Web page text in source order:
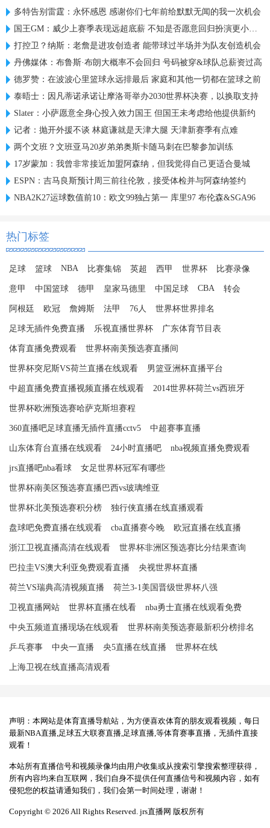
多特告别雷霆：永怀感恩 感谢你们七年前给默默无闻的我一次机会
国王GM：威少上赛季表现远超底薪 不知是否愿意回归扮演更小角色
打控卫？纳斯：老詹是进攻创造者 能带球过半场并为队友创造机会
丹佛媒体：布鲁斯·布朗大概率不会回归 号码被穿&球队总薪资过高
德罗赞：在波波心里篮球永远排最后 家庭和其他一切都在篮球之前
泰晤士：因凡蒂诺承诺让摩洛哥举办2030世界杯决赛，以换取支持
Slater：小萨愿意全身心投入效力国王 但国王未考虑给他提供新约
记者：抛开外援不谈 林庭谦就是天津大腿 天津新赛季有点难
两个文班？文班亚马20岁弟弟奥斯卡随马刺在巴黎参加训练
17岁蒙加：我曾非常接近加盟阿森纳，但我觉得自己更适合曼城
ESPN：吉马良斯预计周三前往伦敦，接受体检并与阿森纳签约
NBA2K27运球数值前10：欧文99独占第一 库里97 布伦森&SGA96
热门标签
足球 篮球 NBA 比赛集锦 英超 西甲 世界杯 比赛录像
意甲 中国篮球 德甲 皇家马德里 中国足球 CBA 转会
阿根廷 欧冠 詹姆斯 法甲 76人 世界杯世界排名
足球无插件免费直播 乐视直播世界杯 广东体育节目表
体育直播免费观看 世界杯南美预选赛直播间
世界杯突尼斯VS荷兰直播在线观看 男篮亚洲杯直播平台
中超直播免费直播视频直播在线观看 2014世界杯荷兰vs西班牙
世界杯欧洲预选赛哈萨克斯坦赛程
360直播吧足球直播无插件直播cctv5 中超赛事直播
山东体育台直播在线观看 24小时直播吧 nba视频直播免费观看
jrs直播吧nba看球 女足世界杯冠军有哪些
世界杯南美区预选赛直播巴西vs玻璃维亚
世界杯北美预选赛积分榜 独行侠直播在线直播观看
盘球吧免费直播在线观看 cba直播赛今晚 欧冠直播在线直播
浙江卫视直播高清在线观看 世界杯非洲区预选赛比分结果查询
巴拉圭VS澳大利亚免费观看直播 央视世界杯直播
荷兰VS瑞典高清视频直播 荷兰3-1美国晋级世界杯八强
卫视直播网站 世界杯直播在线看 nba勇士直播在线观看免费
中央五频道直播现场在线观看 世界杯南美预选赛最新积分榜排名
乒乓赛事 中央一直播 央5直播在线直播 世界杯在线
上海卫视在线直播高清观看
声明：本网站是体育直播导航站，为方便喜欢体育的朋友观看视频，每日
最新NBA直播,足球五大联赛直播,足球直播,等体育赛事直播，无插件直接
观看！
本站所有直播信号和视频录像均由用户收集或从搜索引擎搜索整理获得，
所有内容均来自互联网，我们自身不提供任何直播信号和视频内容，如有
侵犯您的权益请通知我们，我们会第一时间处理，谢谢！
Copyright © 2026 All Rights Reserved. jrs直播网 版权所有